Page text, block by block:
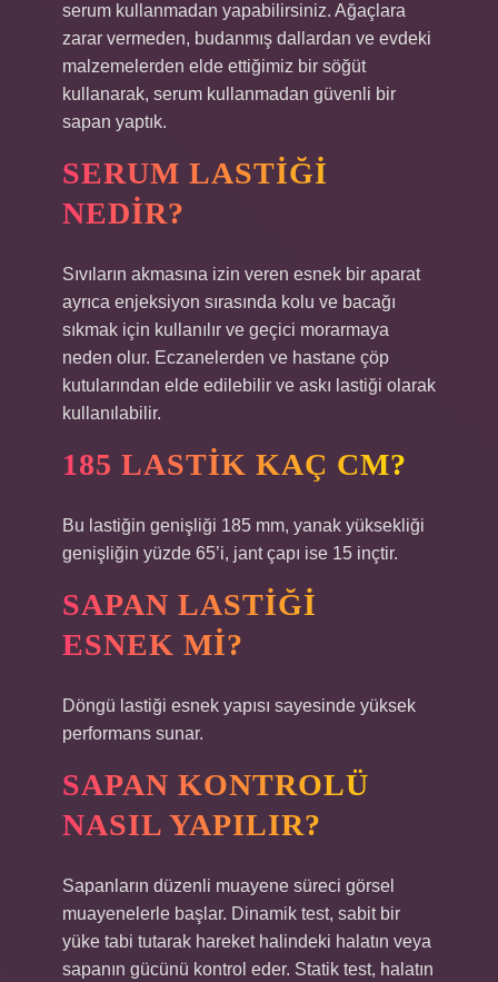
serum kullanmadan yapabilirsiniz. Ağaçlara
zarar vermeden, budanmış dallardan ve evdeki
malzemelerden elde ettiğimiz bir söğüt
kullanarak, serum kullanmadan güvenli bir
sapan yaptık.
SERUM LASTIĞI
NEDIR?
Sıvıların akmasına izin veren esnek bir aparat
ayrıca enjeksiyon sırasında kolu ve bacağı
sıkmak için kullanılır ve geçici morarmaya
neden olur. Eczanelerden ve hastane çöp
kutularından elde edilebilir ve askı lastiği olarak
kullanılabilir.
185 LASTIK KAÇ CM?
Bu lastiğin genişliği 185 mm, yanak yüksekliği
genişliğin yüzde 65’i, jant çapı ise 15 inçtir.
SAPAN LASTIĞI
ESNEK MI?
Döngü lastiği esnek yapısı sayesinde yüksek
performans sunar.
SAPAN KONTROLÜ
NASIL YAPILIR?
Sapanların düzenli muayene süreci görsel
muayenelerle başlar. Dinamik test, sabit bir
yüke tabi tutarak hareket halindeki halatın veya
sapanın gücünü kontrol eder. Statik test, halatın